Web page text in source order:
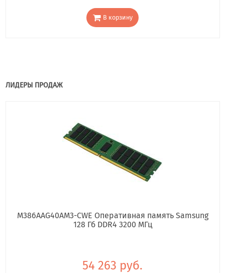
В корзину
ЛИДЕРЫ ПРОДАЖ
M386AAG40AM3-CWE Оперативная память Samsung
128 Гб DDR4 3200 МГц
54 263 руб.